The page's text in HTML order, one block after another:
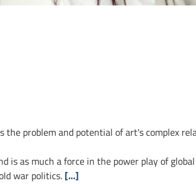
the problem and potential of art's complex
is as much a force in the power play of
war politics. [...]